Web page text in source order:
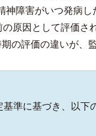
障害がいつ発病
原因として評価
の評価の違いが、
準に基づき、以下